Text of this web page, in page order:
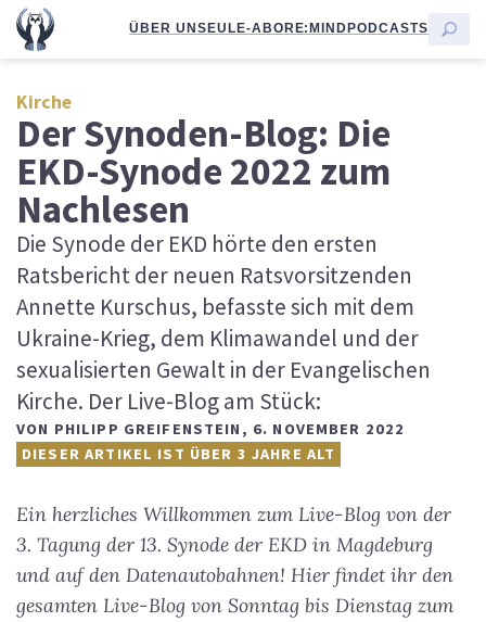
ÜBER UNSEULE-ABORE:MINDPODCASTS
Kirche
Der Synoden-Blog: Die
EKD-Synode 2022 zum
Nachlesen
Die Synode der EKD hörte den ersten
Ratsbericht der neuen Ratsvorsitzenden
Annette Kurschus, befasste sich mit dem
Ukraine-Krieg, dem Klimawandel und der
sexualisierten Gewalt in der Evangelischen
Kirche. Der Live-Blog am Stück:
VON PHILIPP GREIFENSTEIN , 6. NOVEMBER 2022
DIESER ARTIKEL IST ÜBER 3 JAHRE ALT
Ein herzliches Willkommen zum Live-Blog von der
3. Tagung der 13. Synode der EKD in Magdeburg
und auf den Datenautobahnen! Hier findet ihr den
gesamten Live-Blog von Sonntag bis Dienstag zum